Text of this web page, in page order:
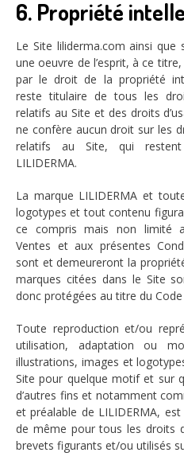
6. Propriété
Le Site liliderma.com ainsi
une oeuvre de l’esprit, à ce
par le droit de la propriété
reste titulaire de tous les
relatifs au Site et des droits
ne confère aucun droit sur les
relatifs au Site, qui
LILIDERMA.
La marque LILIDERMA et
logotypes et tout contenu
ce compris mais non limité
Ventes et aux présentes
sont et demeureront la
marques citées dans le Site
donc protégées au titre du
Toute reproduction et/ou
utilisation, adaptation ou
illustrations, images et
Site pour quelque motif et sur
d’autres fins et notamment
et préalable de LILIDERMA,
de même pour tous les droits
brevets figurants et/ou utilisés